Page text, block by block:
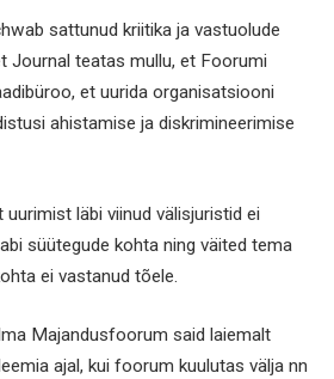
sattunud kriitika ja vastuolude
Journal teatas mullu, et Foorumi
et uurida organisatsiooni
ahistamise ja diskrimineerimise
läbi viinud välisjuristid ei
süütegude kohta ning väited tema
ei vastanud tõele.
Majandusfoorum said laiemalt
ajal, kui foorum kuulutas välja nn